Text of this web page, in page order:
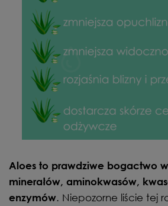
Aloes to prawdziwe bogactwo
minerałów, aminokwasów,
enzymów. Niepozorne liście tej